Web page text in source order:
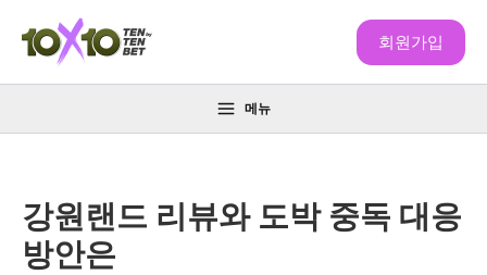
로
너
회원가입
메뉴
강원랜드 리뷰와 도박 중독 대응
방안은